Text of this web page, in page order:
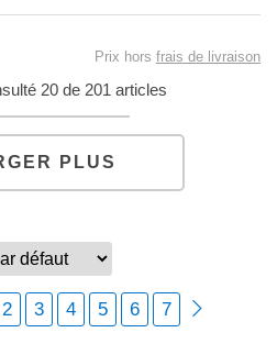
Prix hors frais de livraison
20 de 201 articles
PLUS
2 3 4 5 6 7